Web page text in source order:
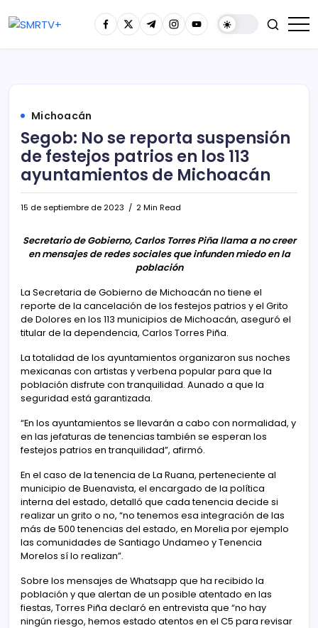
Michoacán
Segob: No se reporta suspensión
de festejos patrios en los 113
ayuntamientos de Michoacán
15 de septiembre de 2023 2 Min Read
Secretario de Gobierno, Carlos Torres Piña llama a no creer
en mensajes de redes sociales que infunden miedo en la
población
La Secretaria de Gobierno de Michoacán no tiene el
reporte de la cancelación de los festejos patrios y el Grito
de Dolores en los 113 municipios de Michoacán, aseguró el
titular de la dependencia, Carlos Torres Piña.
La totalidad de los ayuntamientos organizaron sus noches
mexicanas con artistas y verbena popular para que la
población disfrute con tranquilidad. Aunado a que la
seguridad está garantizada.
“En los ayuntamientos se llevarán a cabo con normalidad, y
en las jefaturas de tenencias también se esperan los
festejos patrios en tranquilidad”, afirmó.
En el caso de la tenencia de La Ruana, perteneciente al
municipio de Buenavista, el encargado de la política
interna del estado, detalló que cada tenencia decide si
realizar un grito o no, “no tenemos esa integración de las
más de 500 tenencias del estado, en Morelia por ejemplo
las comunidades de Santiago Undameo y Tenencia
Morelos sí lo realizan”.
Sobre los mensajes de Whatsapp que ha recibido la
población y que alertan de un posible atentado en las
fiestas, Torres Piña declaró en entrevista que “no hay
ningún riesgo, hemos estado atentos en el C5 para revisar